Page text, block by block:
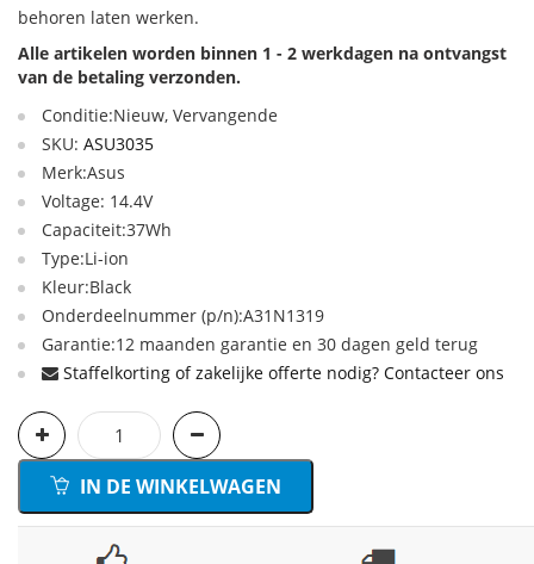
behoren laten werken.
Alle artikelen worden binnen 1 - 2 werkdagen na ontvangst
van de betaling verzonden.
Conditie:Nieuw, Vervangende
SKU: ASU3035
Merk:Asus
Voltage: 14.4V
Capaciteit:37Wh
Type:Li-ion
Kleur:Black
Onderdeelnummer (p/n):A31N1319
Garantie:12 maanden garantie en 30 dagen geld terug
Staffelkorting of zakelijke offerte nodig? Contacteer ons
IN DE WINKELWAGEN